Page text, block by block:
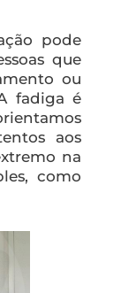
pode
que
ou
fadiga é
aos
na
como